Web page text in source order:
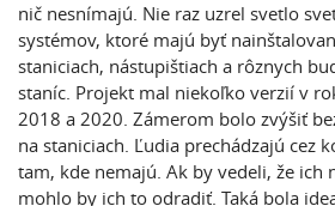
nič nesnímajú. Nie raz uzrel svetlo
systémov, ktoré majú byť
staniciach, nástupištiach a rôznych
staníc. Projekt mal niekoľko verzií v
2018 a 2020. Zámerom bolo zvýšiť
na staniciach. Ľudia prechádzajú cez
tam, kde nemajú. Ak by vedeli, že ich
mohlo by ich to odradiť. Taká bola